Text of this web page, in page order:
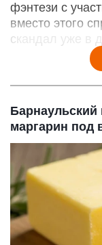
фэнтези с
вместо этого
скандал уже в
Барнаульский
маргарин под